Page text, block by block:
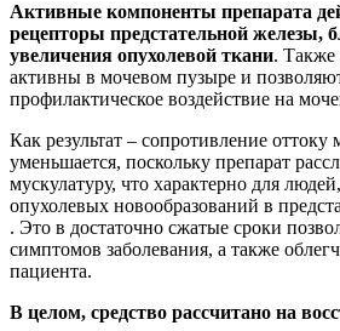
Активные компоненты препарата
рецепторы предстательной железы,
увеличения опухолевой ткани. Также
активны в мочевом пузыре и
профилактическое воздействие на
Как результат – сопротивление
уменьшается, поскольку препарат
мускулатуру, что характерно для
опухолевых новообразований в
. Это в достаточно сжатые сроки
симптомов заболевания, а также
пациента.
В целом, средство рассчитано на